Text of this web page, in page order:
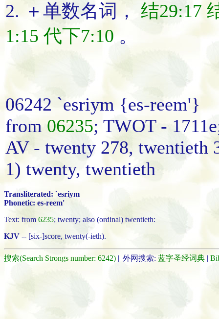
2. ＋单数名词， 结29:17
1:15 代下7:10 。
06242 `esriym {es-reem'}
from 06235; TWOT -
AV - twenty 278, twentieth
1) twenty, twentieth
Transliterated: `esriym
Phonetic: es-reem'
Text: from 6235; twenty; also (ordinal) twentieth:
KJV -- [six-]score, twenty(-ieth).
搜索(Search Strongs number: 6242) || 外网搜索: 蓝字圣经词典 |